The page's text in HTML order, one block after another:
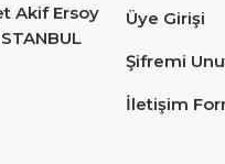
Akif Ersoy
Üye Girişi
Şifremi
İletişim